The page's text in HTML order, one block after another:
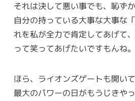
それは決して悪い事でも、恥ず
自分の持っている大事な大事な
れを私が全力で肯定してあげて
って笑ってあげたいですもんね。
ほら、ライオンズゲートも開い
最大のパワーの日がもうじきや